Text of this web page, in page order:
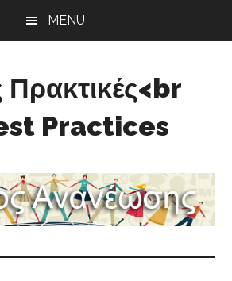
MENU
Πρακτικές<br
Practices